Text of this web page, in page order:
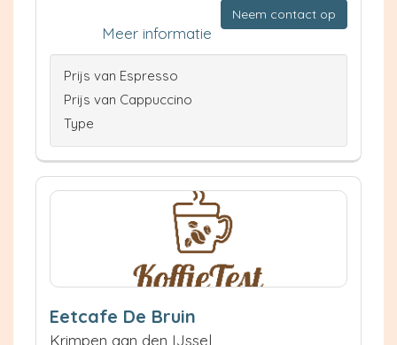
Neem contact op
Meer informatie
Prijs van Espresso
Prijs van Cappuccino
Type
Eetcafe De Bruin
Krimpen aan den IJssel